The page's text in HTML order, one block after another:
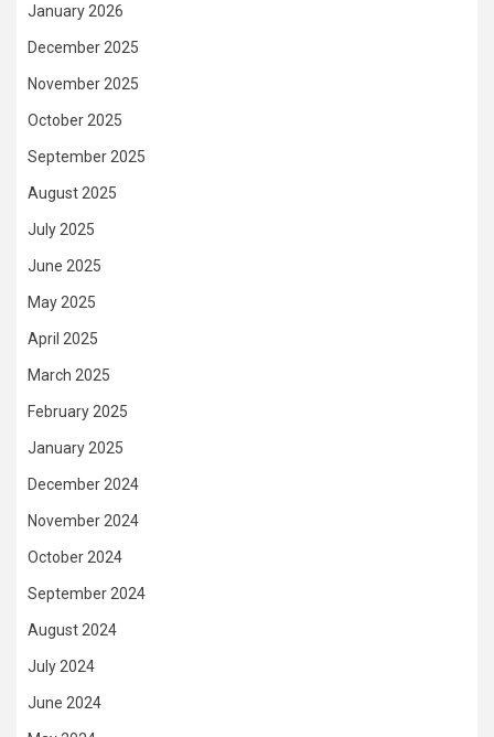
January 2026
December 2025
November 2025
October 2025
September 2025
August 2025
July 2025
June 2025
May 2025
April 2025
March 2025
February 2025
January 2025
December 2024
November 2024
October 2024
September 2024
August 2024
July 2024
June 2024